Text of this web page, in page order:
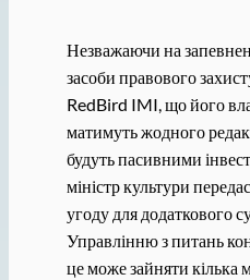
Незважаючи на
засоби правового
RedBird IMI, що його
матимуть жодного
будуть пасивними
міністр культури
угоду для додаткового
Управлінню з питань
це може зайняти кілька